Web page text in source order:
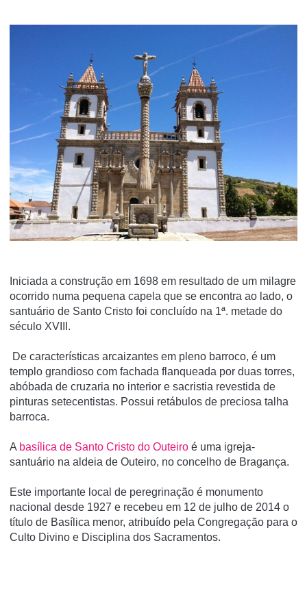
Iniciada a construção em 1698 em resultado de um milagre
ocorrido numa pequena capela que se encontra ao lado, o
santuário de Santo Cristo foi concluído na 1ª. metade do
século XVIII.
De características arcaizantes em pleno barroco, é um
templo grandioso com fachada flanqueada por duas torres,
abóbada de cruzaria no interior e sacristia revestida de
pinturas setecentistas. Possui retábulos de preciosa talha
barroca.
A basí­lica de Santo Cristo do Outeiro é uma igreja-
santuário na aldeia de Outeiro, no concelho de Bragança.
Este importante local de peregrinação é monumento
nacional desde 1927 e recebeu em 12 de julho de 2014 o
tí­tulo de Basí­lica menor, atribuí­do pela Congregação para o
Culto Divino e Disciplina dos Sacramentos.